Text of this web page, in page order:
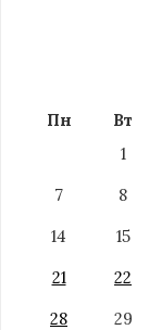
Пн Вт
1
7
8
14
15
21
22
28
29